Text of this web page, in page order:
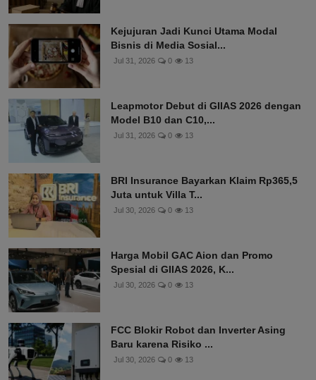
Kejujuran Jadi Kunci Utama Modal
Bisnis di Media Sosial...
Jul 31, 2026 0 13
Leapmotor Debut di GIIAS 2026 dengan
Model B10 dan C10,...
Jul 31, 2026 0 13
BRI Insurance Bayarkan Klaim Rp365,5
Juta untuk Villa T...
Jul 30, 2026 0 13
Harga Mobil GAC Aion dan Promo
Spesial di GIIAS 2026, K...
Jul 30, 2026 0 13
FCC Blokir Robot dan Inverter Asing
Baru karena Risiko ...
Jul 30, 2026 0 13